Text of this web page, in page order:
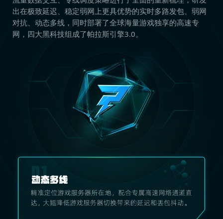
出在极致延迟、稳定弱网上更具优势的实时多路发包、弱网
对抗、动态多线，同时部署了全球海量游戏独享的高速专
网，四大黑科技组成了帕拉斯引擎3.0。